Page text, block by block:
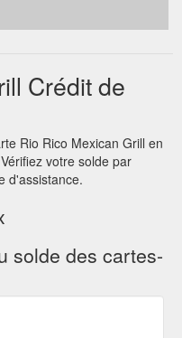
Crédit de
Rio Rico Mexican Grill en
votre solde par
d'assistance.
solde des cartes-